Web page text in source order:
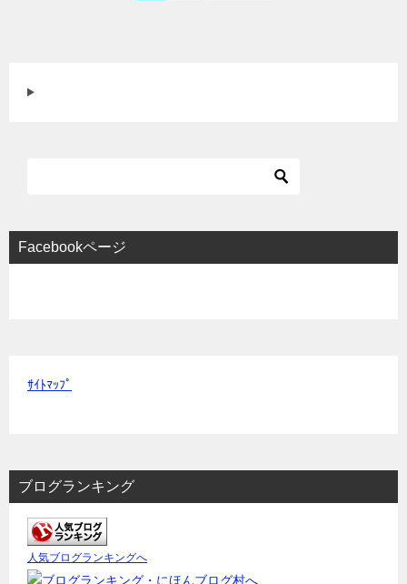
Facebookページ
ｻｲﾄﾏｯﾌﾟ
ブログランキング
人気ブログランキングへ